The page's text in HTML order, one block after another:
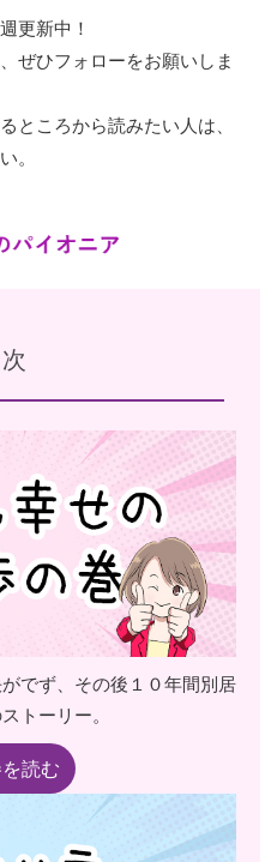
更新中！
ぜひフォローをお願いしま
ところから読みたい人は、
。
でず、その後１０年間別居
トーリー。
読む